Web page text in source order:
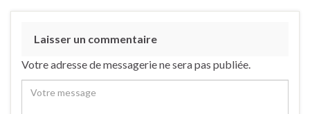
Laisser un commentaire
Votre adresse de messagerie ne sera pas publiée.